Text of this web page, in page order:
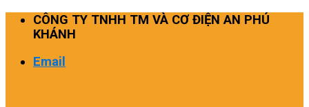
Skip
CÔNG TY TNHH TM VÀ CƠ ĐIỆN AN PHÚ
KHÁNH
Email